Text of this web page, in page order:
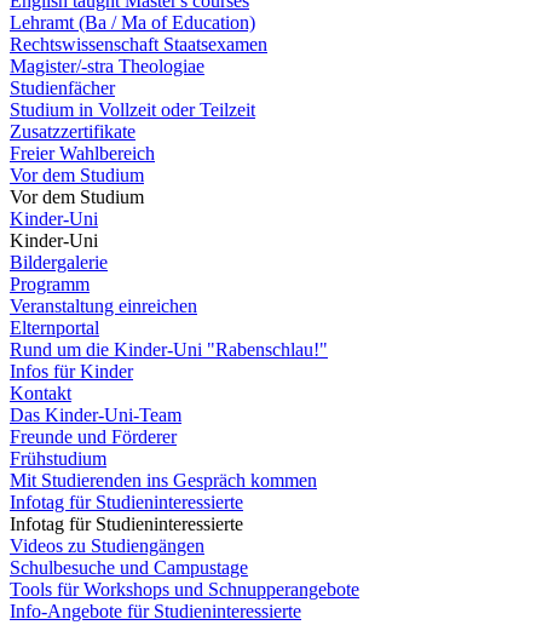
Lehramt (Ba / Ma of Education)
Rechtswissenschaft Staatsexamen
Magister/-stra Theologiae
Studienfächer
Studium in Vollzeit oder Teilzeit
Zusatzzertifikate
Freier Wahlbereich
Vor dem Studium
Vor dem Studium
Kinder-Uni
Kinder-Uni
Bildergalerie
Programm
Veranstaltung einreichen
Elternportal
Rund um die Kinder-Uni "Rabenschlau!"
Infos für Kinder
Kontakt
Das Kinder-Uni-Team
Freunde und Förderer
Frühstudium
Mit Studierenden ins Gespräch kommen
Infotag für Studieninteressierte
Infotag für Studieninteressierte
Videos zu Studiengängen
Schulbesuche und Campustage
Tools für Workshops und Schnupperangebote
Info-Angebote für Studieninteressierte